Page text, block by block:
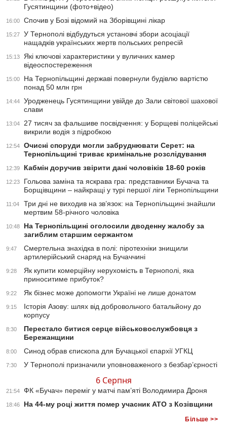
Гусятинщини (фото+відео)
16:00 Спочив у Бозі відомий на Зборівщині лікар
15:27
У Тернополі відбудуться установчі збори асоціації
нащадків українських жертв польських репресій
15:13
Які ключові характеристики у вуличних камер
відеоспостереження
15:00
На Тернопільщині державі повернули будівлю вартістю
понад 50 млн грн
14:44
Уродженець Гусятинщини увійде до Зали світової шахової
слави
13:04
27 тисяч за фальшиве посвідчення: у Борщеві поліцейські
викрили водія з підробкою
12:54
Очисні споруди могли забруднювати Серет: на
Тернопільщині триває кримінальне розслідування
12:39 Кабмін доручив звірити дані чоловіків 18-60 років
12:23
Гольова заміна та яскрава гра: представники Бучача та
Борщівщини – найкращі у турі першої ліги Тернопільщини
11:04
Три дні не виходив на зв’язок: на Тернопільщині знайшли
мертвим 58-річного чоловіка
10:48
На Тернопільщині оголосили дводенну жалобу за
загиблим старшим сержантом
9:47
Смертельна знахідка в полі: піротехніки знищили
артилерійський снаряд на Бучаччині
9:28
Як купити комерційну нерухомість в Тернополі, яка
приноситиме прибуток?
9:22 Як бізнес може допомогти Україні не лише донатом
9:15
Історія Азову: шлях від добровольчого батальйону до
корпусу
8:30
Перестало битися серце військовослужбовця з
Бережанщини
8:00 Синод обрав єпископа для Бучацької єпархії УГКЦ
7:30 У Тернополі призначили уповноваженого з безбар’єрності
6 Серпня
21:54 ФК «Бучач» переміг у матчі пам’яті Володимира Дроня
18:46 На 44-му році життя помер учасник АТО з Козівщини
Більше >>